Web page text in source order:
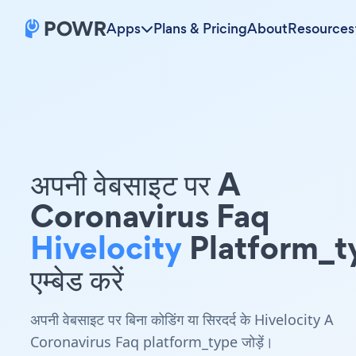
Apps Plans & PricingAboutResources
अपनी वेबसाइट पर A
Coronavirus Faq
Hivelocity
एम्बेड करें
अपनी वेबसाइट पर बिना कोडिंग या सिरदर्द के Hivelocity A
Coronavirus Faq platform_type जोड़ें।